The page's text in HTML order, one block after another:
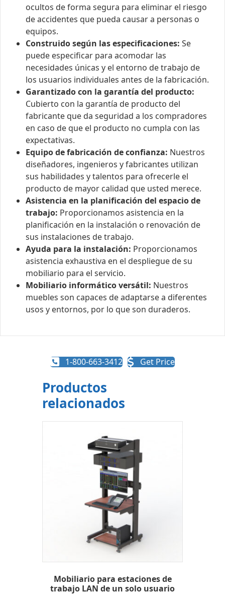
ocultos de forma segura para eliminar el riesgo
de accidentes que pueda causar a personas o
equipos.
Construido según las especificaciones: Se
puede especificar para acomodar las
necesidades únicas y el entorno de trabajo de
los usuarios individuales antes de la fabricación.
Garantizado con la garantía del producto:
Cubierto con la garantía de producto del
fabricante que da seguridad a los compradores
en caso de que el producto no cumpla con las
expectativas.
Equipo de fabricación de confianza: Nuestros
diseñadores, ingenieros y fabricantes utilizan
sus habilidades y talentos para ofrecerle el
producto de mayor calidad que usted merece.
Asistencia en la planificación del espacio de
trabajo: Proporcionamos asistencia en la
planificación en la instalación o renovación de
sus instalaciones de trabajo.
Ayuda para la instalación: Proporcionamos
asistencia exhaustiva en el despliegue de su
mobiliario para el servicio.
Mobiliario informático versátil: Nuestros
muebles son capaces de adaptarse a diferentes
usos y entornos, por lo que son duraderos.
1-800-663-3412 Get Price
Productos
relacionados
Mobiliario para estaciones de
trabajo LAN de un solo usuario